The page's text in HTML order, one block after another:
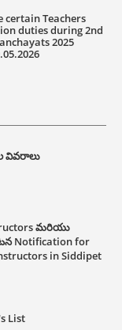
certain Teachers
duties during 2nd
2025
వివరాలు
మరియు
Notification for
in Siddipet
List